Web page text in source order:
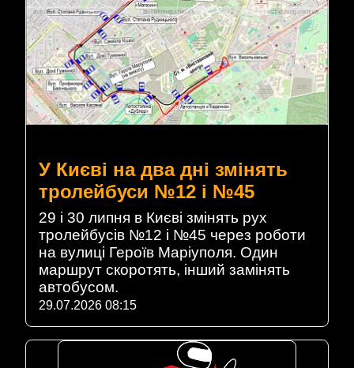
У Києві на два дні змінять
тролейбуси №12 і №45
29 і 30 липня в Києві змінять рух
тролейбусів №12 і №45 через роботи
на вулиці Героїв Маріуполя. Один
маршрут скоротять, інший замінять
автобусом.
29.07.2026 08:15